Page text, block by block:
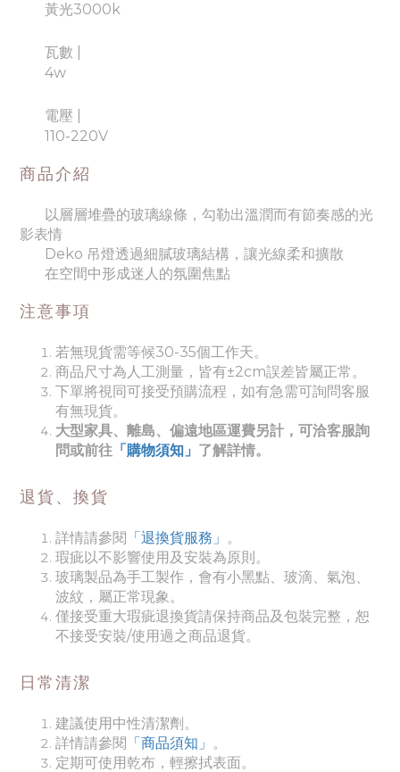
黃光3000k
瓦數
4w
電壓
110-220V
商品介紹
以層層堆疊的玻璃線條，勾勒出溫潤而有節奏感的光
影表情
Deko 吊燈透過細膩玻璃結構，讓光線柔和擴散
在空間中形成迷人的氛圍焦點
注意事項
若無現貨需等候30-35個工作天。
商品尺寸為人工測量，皆有±2cm誤差皆屬正常。
下單將視同可接受預購流程，如有急需可詢問客服
有無現貨。
大型家具、離島、偏遠地區運費另計，可洽客服詢
問或前往 「購物須知」 了解詳情。
退貨、換貨
詳情請參閱 「退換貨服務」 。
瑕疵以不影響使用及安裝為原則。
玻璃製品為手工製作，會有小黑點、玻滴、氣泡、
波紋，屬正常現象。
僅接受重大瑕疵退換貨請保持商品及包裝完整，恕
不接受安裝/使用過之商品退貨。
日常清潔
建議使用中性清潔劑。
詳情請參閱 「商品須知 」 。
定期可使用乾布，輕擦拭表面。